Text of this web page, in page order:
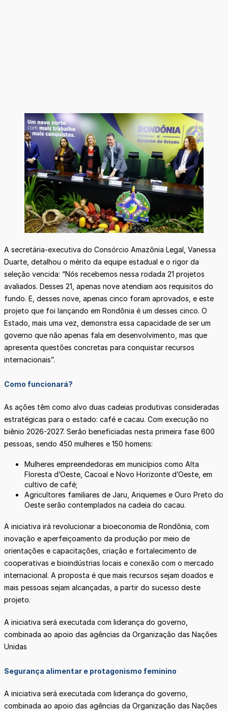
A secretária-executiva do Consórcio Amazônia Legal, Vanessa
Duarte, detalhou o mérito da equipe estadual e o rigor da
seleção vencida: “Nós recebemos nessa rodada 21 projetos
avaliados. Desses 21, apenas nove atendiam aos requisitos do
fundo. E, desses nove, apenas cinco foram aprovados, e este
projeto que foi lançando em Rondônia é um desses cinco. O
Estado, mais uma vez, demonstra essa capacidade de ser um
governo que não apenas fala em desenvolvimento, mas que
apresenta questões concretas para conquistar recursos
internacionais”.
Como funcionará?
As ações têm como alvo duas cadeias produtivas consideradas
estratégicas para o estado: café e cacau. Com execução no
biênio 2026-2027. Serão beneficiadas nesta primeira fase 600
pessoas, sendo 450 mulheres e 150 homens:
Mulheres empreendedoras em municípios como Alta
Floresta d’Oeste, Cacoal e Novo Horizonte d’Oeste, em
cultivo de café;
Agricultores familiares de Jaru, Ariquemes e Ouro Preto do
Oeste serão contemplados na cadeia do cacau.
A iniciativa irá revolucionar a bioeconomia de Rondônia, com
inovação e aperfeiçoamento da produção por meio de
orientações e capacitações, criação e fortalecimento de
cooperativas e bioindústrias locais e conexão com o mercado
internacional. A proposta é que mais recursos sejam doados e
mais pessoas sejam alcançadas, a partir do sucesso deste
projeto.
A iniciativa será executada com liderança do governo,
combinada ao apoio das agências da Organização das Nações
Unidas
Segurança alimentar e protagonismo feminino
A iniciativa será executada com liderança do governo,
combinada ao apoio das agências da Organização das Nações